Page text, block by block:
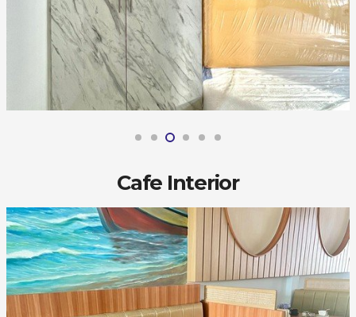
Cafe Interior